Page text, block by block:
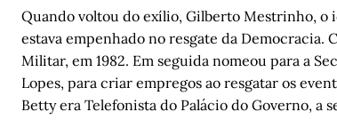
Quando voltou do exílio, Gilberto Mestrinho, o
estava empenhado no resgate da Democracia.
Militar, em 1982. Em seguida nomeou para a
Lopes, para criar empregos ao resgatar os
Betty era Telefonista do Palácio do Governo, a